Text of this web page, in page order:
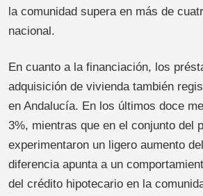
la comunidad supera en más de
nacional.
En cuanto a la financiación, los
adquisición de vivienda también
en Andalucía. En los últimos doce
3%, mientras que en el conjunto del
experimentaron un ligero aumento
diferencia apunta a un
del crédito hipotecario en la